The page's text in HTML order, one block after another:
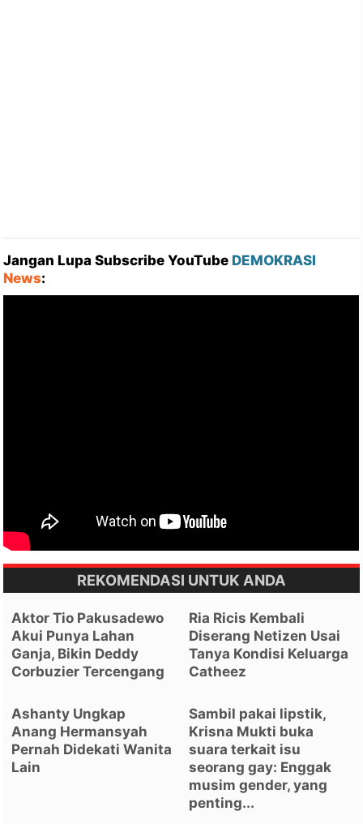
Jangan Lupa Subscribe YouTube DEMOKRASI
News:
REKOMENDASI UNTUK ANDA
Aktor Tio Pakusadewo
Akui Punya Lahan
Ganja, Bikin Deddy
Corbuzier Tercengang
Ria Ricis Kembali
Diserang Netizen Usai
Tanya Kondisi Keluarga
Catheez
Ashanty Ungkap
Anang Hermansyah
Pernah Didekati Wanita
Lain
Sambil pakai lipstik,
Krisna Mukti buka
suara terkait isu
seorang gay: Enggak
musim gender, yang
penting...